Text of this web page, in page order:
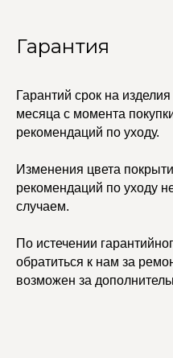
Гарантия
Гарантий срок на
месяца с момента
рекомендаций по уходу.
Изменения цвета
рекомендаций по уходу
случаем.
По истечении
обратиться к нам за
возможен за
© 2021-2025 Edalinjewelry. Все права
Не бриллианты, потому
что по любви